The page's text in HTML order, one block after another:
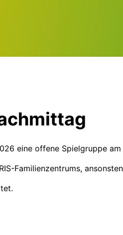
eine offene Spielgruppe
Familienzentrums,